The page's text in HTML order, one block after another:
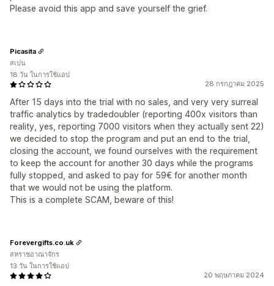
Please avoid this app and save yourself the grief.
28 กรกฎาคม 2025
After 15 days into the trial with no sales, and very very surreal
traffic analytics by tradedoubler (reporting 400x visitors than
reality, yes, reporting 7000 visitors when they actually sent 22)
we decided to stop the program and put an end to the trial,
closing the account, we found ourselves with the requirement
to keep the account for another 30 days while the programs
fully stopped, and asked to pay for 59€ for another month
that we would not be using the platform.
This is a complete SCAM, beware of this!
Picasita
สเปน
18 วัน ในการใช้แอป
20 พฤษภาคม 2024
Forevergifts.co.uk
สหราชอาณาจักร
13 วัน ในการใช้แอป